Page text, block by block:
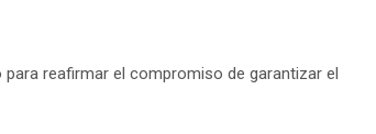
reafirmar el compromiso de garantizar el